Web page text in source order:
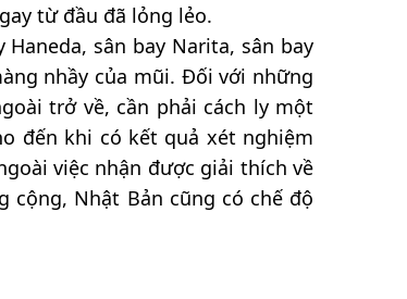
từ đầu đã lỏng lẻo.
sân bay Narita, sân bay
nhầy của mũi. Đối với những
trở về, cần phải cách ly một
đến khi có kết quả xét nghiệm
việc nhận được giải thích về
cộng, Nhật Bản cũng có chế độ